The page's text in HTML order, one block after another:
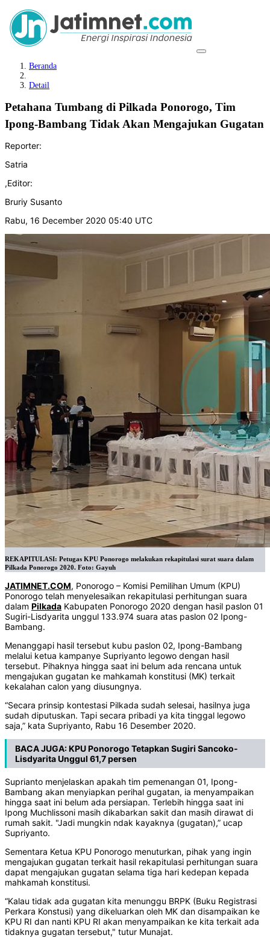
Beranda
Detail
Petahana Tumbang di Pilkada Ponorogo, Tim
Ipong-Bambang Tidak Akan Mengajukan Gugatan
Reporter:
Satria
,Editor:
Bruriy Susanto
Rabu, 16 December 2020 05:40 UTC
REKAPITULASI: Petugas KPU Ponorogo melakukan rekapitulasi surat suara dalam
Pilkada Ponorogo 2020. Foto: Gayuh
JATIMNET.COM, Ponorogo – Komisi Pemilihan Umum (KPU)
Ponorogo telah menyelesaikan rekapitulasi perhitungan suara
dalam Pilkada Kabupaten Ponorogo 2020 dengan hasil paslon 01
Sugiri-Lisdyarita unggul 133.974 suara atas paslon 02 Ipong-
Bambang.
Menanggapi hasil tersebut kubu paslon 02, Ipong-Bambang
melalui ketua kampanye Supriyanto legowo dengan hasil
tersebut. Pihaknya hingga saat ini belum ada rencana untuk
mengajukan gugatan ke mahkamah konstitusi (MK) terkait
kekalahan calon yang diusungnya.
“Secara prinsip kontestasi Pilkada sudah selesai, hasilnya juga
sudah diputuskan. Tapi secara pribadi ya kita tinggal legowo
saja,” kata Supriyanto, Rabu 16 Desember 2020.
BACA JUGA:KPU Ponorogo Tetapkan Sugiri Sancoko-
Lisdyarita Unggul 61,7 persen
Suprianto menjelaskan apakah tim pemenangan 01, Ipong-
Bambang akan menyiapkan perihal gugatan, ia menyampaikan
hingga saat ini belum ada persiapan. Terlebih hingga saat ini
Ipong Muchlissoni masih dikabarkan sakit dan masih dirawat di
rumah sakit. "Jadi mungkin ndak kayaknya (gugatan),” ucap
Supriyanto.
Sementara Ketua KPU Ponorogo menuturkan, pihak yang ingin
mengajukan gugatan terkait hasil rekapitulasi perhitungan suara
dapat mengajukan gugatan selama tiga hari kedepan kepada
mahkamah konstitusi.
“Kalau tidak ada gugatan kita menunggu BRPK (Buku Registrasi
Perkara Konstusi) yang dikeluarkan oleh MK dan disampaikan ke
KPU RI dan nanti KPU RI akan menyampaikan ke kita terkait ada
tidaknya gugatan tersebut," tutur Munajat.